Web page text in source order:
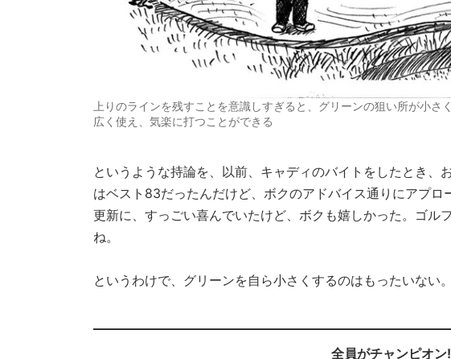
上りのラインを残すことを意識しすぎると、グリーンの狙い所が小
広く使え、気楽に打つことができる
というような持論を、以前、キャディのバイトをしたとき、
はベスト83だったんだけど、ボクのアドバイス通りにアプ
更新に、すっごい喜んでいたけど、ボクも嬉しかった。ゴル
ね。
というわけで、グリーンを自ら小さくするのはもったいない
全員がチャンピオン